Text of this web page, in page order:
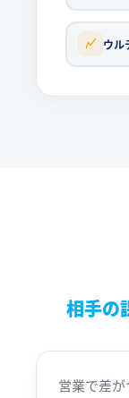
ウル
相手の
営業で差